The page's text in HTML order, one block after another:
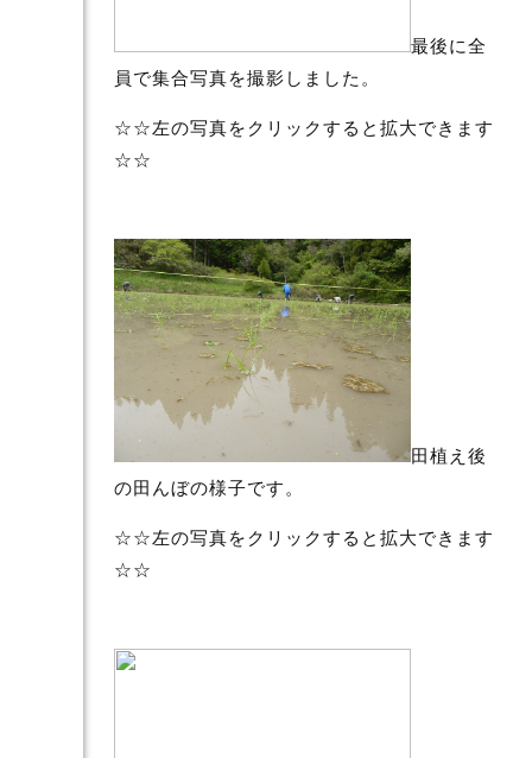
最後に全
員で集合写真を撮影しました。
☆☆左の写真をクリックすると拡大できます
☆☆
田植え後
の田んぼの様子です。
☆☆左の写真をクリックすると拡大できます
☆☆